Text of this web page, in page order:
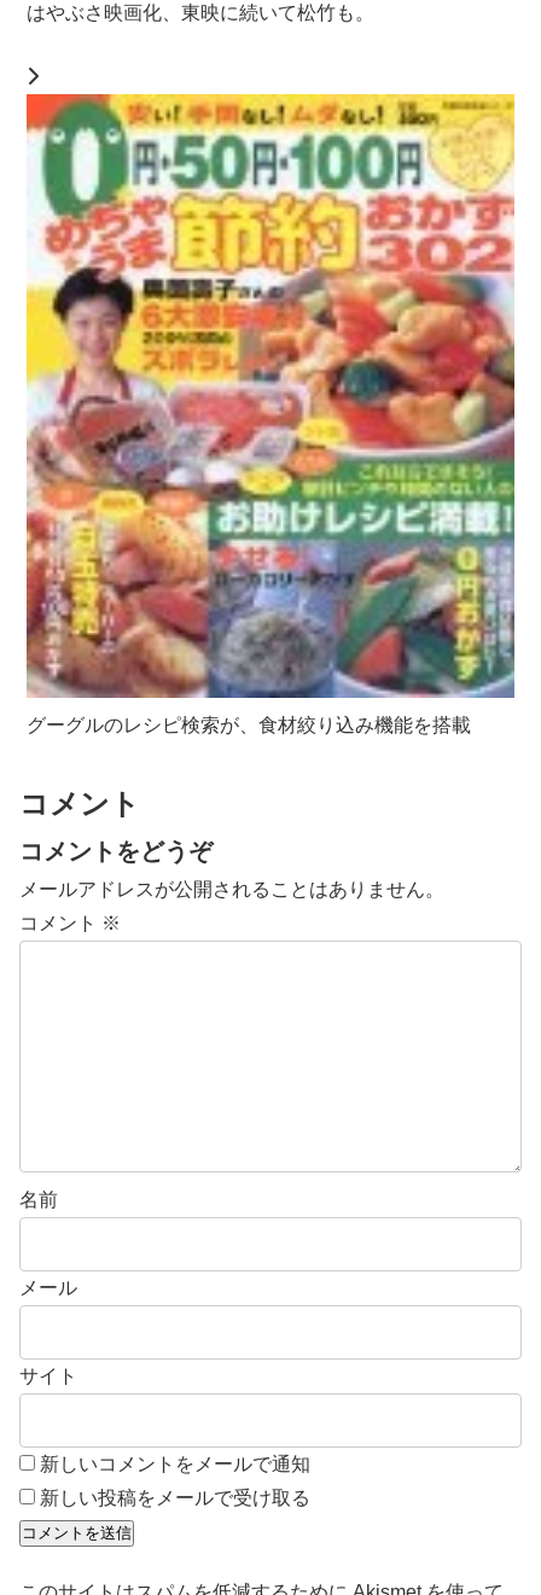
はやぶさ映画化、東映に続いて松竹も。
グーグルのレシピ検索が、食材絞り込み機能を搭載
コメント
コメントをどうぞ
メールアドレスが公開されることはありません。
コメント ※
名前
メール
サイト
新しいコメントをメールで通知
新しい投稿をメールで受け取る